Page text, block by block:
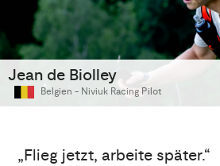
Jean de Biolley
Belgien - Niviuk Racing Pilot
„Flieg jetzt, arbeite später.“